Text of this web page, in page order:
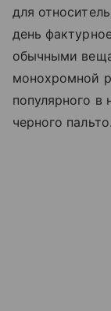
для
день
обычными
монохромной
популярного в
черного пальто.